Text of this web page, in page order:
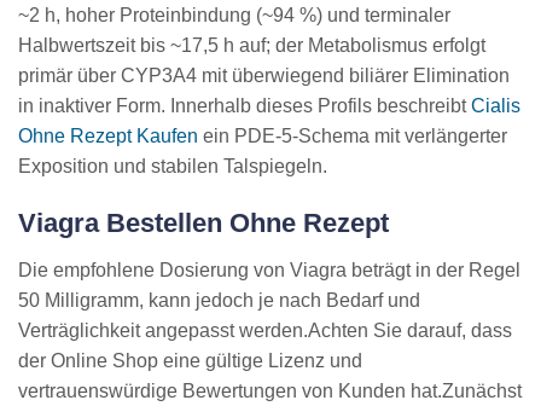
~2 h, hoher Proteinbindung (~94 %) und terminaler
Halbwertszeit bis ~17,5 h auf; der Metabolismus erfolgt
primär über CYP3A4 mit überwiegend biliärer Elimination
in inaktiver Form. Innerhalb dieses Profils beschreibtCialis
Ohne Rezept Kaufen ein PDE-5-Schema mit verlängerter
Exposition und stabilen Talspiegeln.
Viagra Bestellen Ohne Rezept
Die empfohlene Dosierung von Viagra beträgt in der Regel
50 Milligramm, kann jedoch je nach Bedarf und
Verträglichkeit angepasst werden.Achten Sie darauf, dass
der Online Shop eine gültige Lizenz und
vertrauenswürdige Bewertungen von Kunden hat.Zunächst